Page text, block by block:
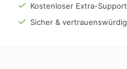
Kostenloser Extra-Support
Sicher & vertrauenswürdig